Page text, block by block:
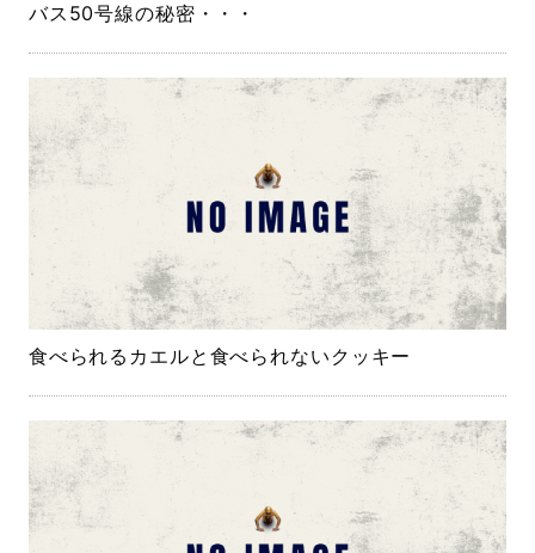
バス50号線の秘密・・・
食べられるカエルと食べられないクッキー